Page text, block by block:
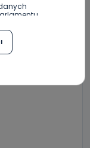
z
zgody?
nie jest
stanowi
możliwe
można
poczta